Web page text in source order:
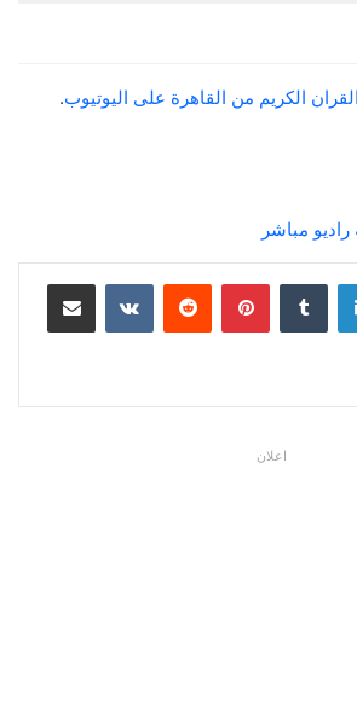
الكريم من القاهرة على اليوتيوب.
مباشر
لينكدإن بينتيريست مشاركة عبر البريد
اعلان